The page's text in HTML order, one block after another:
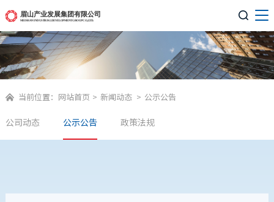

 当前位置： 网站首页 > 新闻动态 > 公示公告
公司动态 公示公告 政策法规